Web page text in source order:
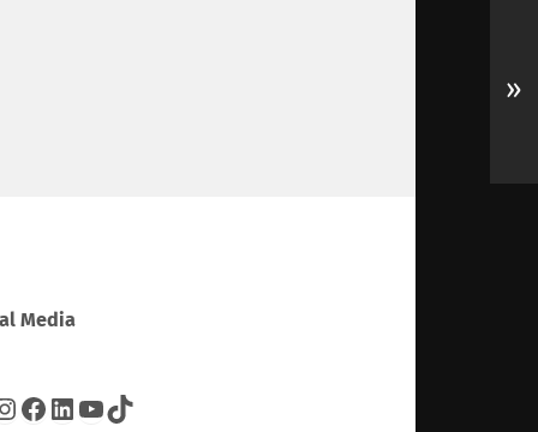
»
Media
Facebook
LinkedIn
YouTube
TikTok